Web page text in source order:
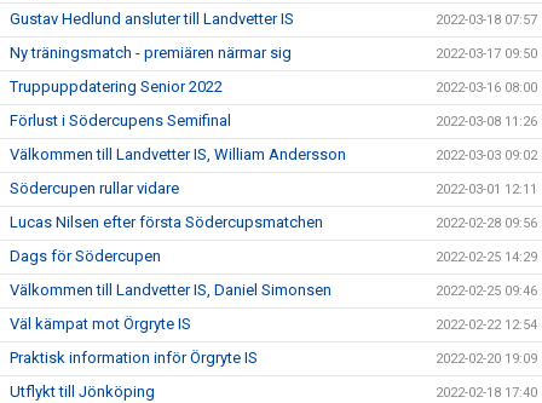
Gustav Hedlund ansluter till Landvetter IS 2022-03-18 07:57
Ny träningsmatch - premiären närmar sig 2022-03-17 09:50
Truppuppdatering Senior 2022 2022-03-16 08:00
Förlust i Södercupens Semifinal 2022-03-08 11:26
Välkommen till Landvetter IS, William Andersson 2022-03-03 09:02
Södercupen rullar vidare 2022-03-01 12:11
Lucas Nilsen efter första Södercupsmatchen 2022-02-28 09:56
Dags för Södercupen 2022-02-25 14:29
Välkommen till Landvetter IS, Daniel Simonsen 2022-02-25 09:46
Väl kämpat mot Örgryte IS 2022-02-22 12:54
Praktisk information inför Örgryte IS 2022-02-20 19:09
Utflykt till Jönköping 2022-02-18 17:40